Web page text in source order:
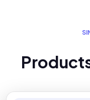
SI
Product